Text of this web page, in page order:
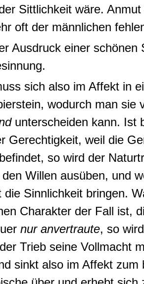
Sittlichkeit wäre. Anmut
oft der männlichen
Ausdruck einer
.
sich also im Affekt in
, wodurch man sie
unterscheiden kann. Ist
Gerechtigkeit, weil die
so wird der
Willen ausüben, und
Sinnlichkeit bringen.
Charakter der Fall ist,
nur anvertraute, so
Trieb seine Vollmacht
sinkt also im Affekt